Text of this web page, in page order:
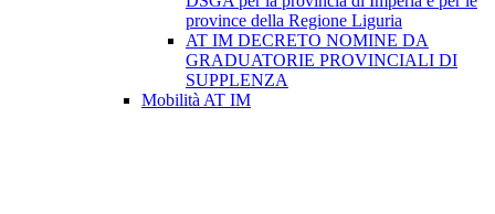
province della Regione Liguria
AT IM DECRETO NOMINE DA
GRADUATORIE PROVINCIALI DI
SUPPLENZA
Mobilità AT IM